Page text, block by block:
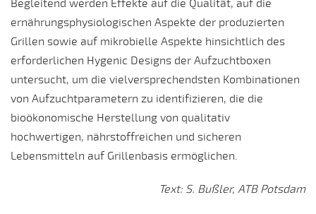
Begleitend werden Effekte auf die Qualität, auf die
ernährungsphysiologischen Aspekte der produzierten
Grillen sowie auf mikrobielle Aspekte hinsichtlich des
erforderlichen Hygenic Designs der Aufzuchtboxen
untersucht, um die vielversprechendsten Kombinationen
von Aufzuchtparametern zu identifizieren, die die
bioökonomische Herstellung von qualitativ
hochwertigen, nährstoffreichen und sicheren
Lebensmitteln auf Grillenbasis ermöglichen.
Text: S. Bußler, ATB Potsdam